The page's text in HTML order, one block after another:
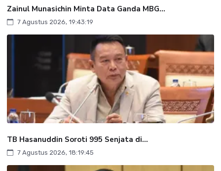
Zainul Munasichin Minta Data Ganda MBG...
7 Agustus 2026, 19:43:19
TB Hasanuddin Soroti 995 Senjata di...
7 Agustus 2026, 18:19:45